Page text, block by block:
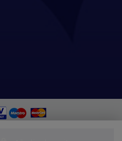
| Desarrollado por Expertic